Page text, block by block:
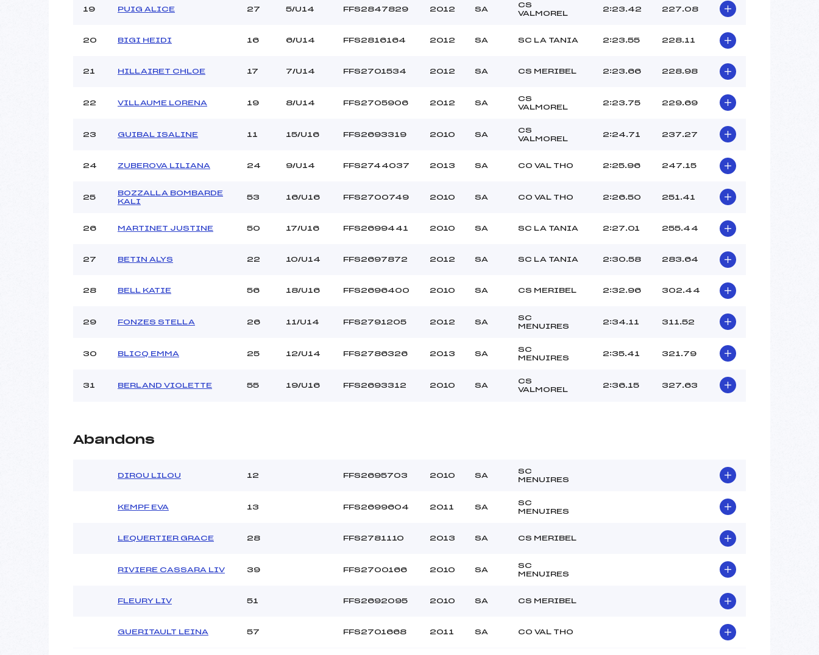
19 PUIG ALICE 27 5/U14 FFS2847829 2012 SA
CS
VALMOREL
2:23.42 227.08
20 BIGI HEIDI 16 6/U14 FFS2816164 2012 SA SC LA TANIA 2:23.55 228.11
21 HILLAIRET CHLOE 17 7/U14 FFS2701534 2012 SA CS MERIBEL 2:23.66 228.98
22 VILLAUME LORENA 19 8/U14 FFS2705906 2012 SA
CS
VALMOREL
2:23.75 229.69
23 GUIBAL ISALINE 11 15/U16 FFS2693319 2010 SA
CS
VALMOREL
2:24.71 237.27
24 ZUBEROVA LILIANA 24 9/U14 FFS2744037 2013 SA CO VAL THO 2:25.96 247.15
25
BOZZALLA BOMBARDE
KALI
53 16/U16 FFS2700749 2010 SA CO VAL THO 2:26.50 251.41
26 MARTINET JUSTINE 50 17/U16 FFS2699441 2010 SA SC LA TANIA 2:27.01 255.44
27 BETIN ALYS 22 10/U14 FFS2697872 2012 SA SC LA TANIA 2:30.58 283.64
28 BELL KATIE 56 18/U16 FFS2696400 2010 SA CS MERIBEL 2:32.96 302.44
29 FONZES STELLA 26 11/U14 FFS2791205 2012 SA
SC
MENUIRES
2:34.11 311.52
30 BLICQ EMMA 25 12/U14 FFS2786326 2013 SA
SC
MENUIRES
2:35.41 321.79
31 BERLAND VIOLETTE 55 19/U16 FFS2693312 2010 SA
CS
VALMOREL
2:36.15 327.63
Abandons
DIROU LILOU 12 FFS2695703 2010 SA
SC
MENUIRES
KEMPF EVA 13 FFS2699604 2011 SA
SC
MENUIRES
LEQUERTIER GRACE 28 FFS2781110 2013 SA CS MERIBEL
RIVIERE CASSARA LIV 39 FFS2700166 2010 SA
SC
MENUIRES
FLEURY LIV 51 FFS2692095 2010 SA CS MERIBEL
GUERITAULT LEINA 57 FFS2701668 2011 SA CO VAL THO